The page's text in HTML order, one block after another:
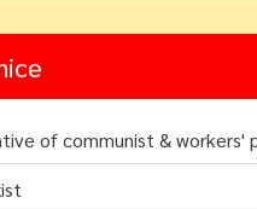
of communist & workers'